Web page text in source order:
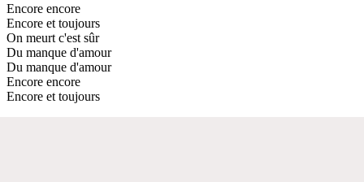
Encore encore
Encore et toujours
On meurt c'est sûr
Du manque d'amour
Du manque d'amour
Encore encore
Encore et toujours